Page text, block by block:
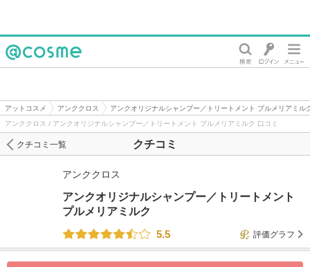
アットコスメ アンククロス
アンクオリジナルシャンプー／トリートメント プルメリアミル
アンククロス / アンクオリジナルシャンプー／トリートメント プルメリアミルク 口コミ
クチコミ
クチコミ一覧
アンククロス
アンクオリジナルシャンプー／トリートメント
プルメリアミルク
5.5
評価グラフ